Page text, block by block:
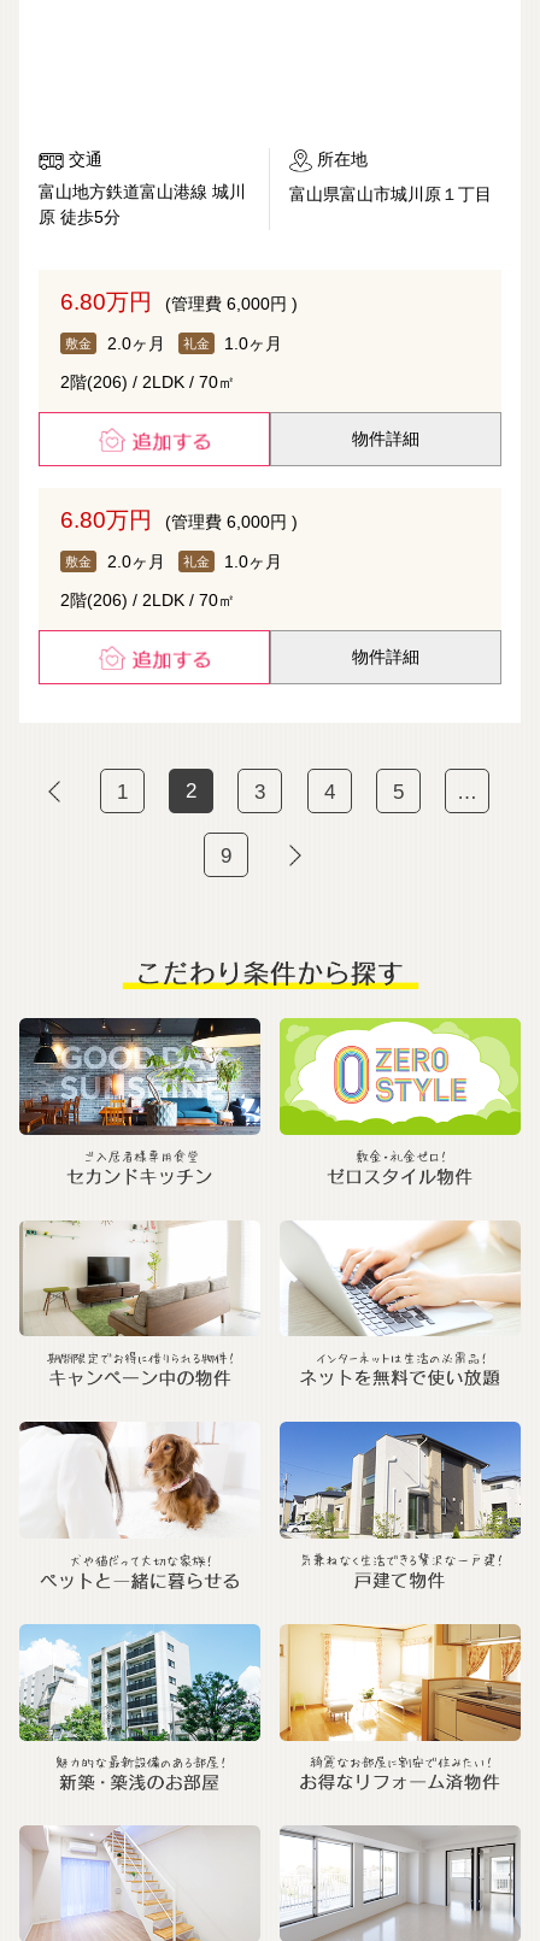
交通
富山地方鉄道富山港線 城川
原 徒歩5分
所在地
富山県富山市城川原１丁目
6.80万円 (管理費 6,000円 )
敷金 2.0ヶ月 礼金 1.0ヶ月
2階(206) / 2LDK / 70㎡
物件詳細
6.80万円 (管理費 6,000円 )
敷金 2.0ヶ月 礼金 1.0ヶ月
2階(206) / 2LDK / 70㎡
物件詳細
1 2 3 4 5 …
9